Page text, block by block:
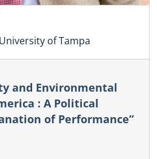
of Tampa
and Environmental
: A Political
of Performance”